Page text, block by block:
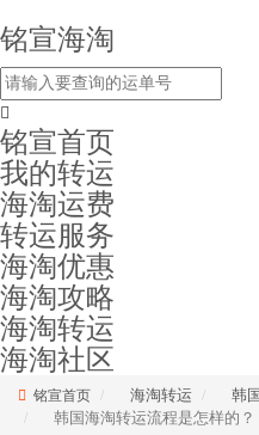
铭宣海淘
铭宣首页
我的转运
海淘运费
转运服务
海淘优惠
海淘攻略
海淘转运
海淘社区
铭宣首页 海淘转运
韩
韩国海淘转运流程是怎样的